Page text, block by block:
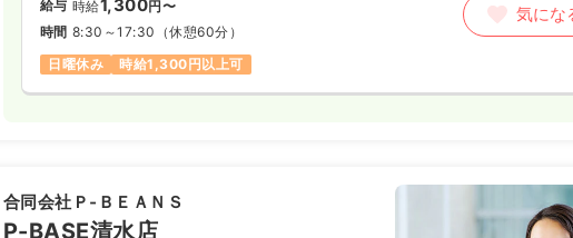
給与 時給1,300円〜
時間 8:30～17:30 （休憩60分）
日曜休み
時給1,300円以上可
気にな
合同会社Ｐ‐ＢＥＡＮＳ
P-BASE清水店